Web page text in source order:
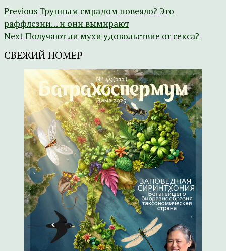
Previous Трупным смрадом повеяло? Это
раффлезии… и они вымирают
NextПолучают ли мухи удовольствие от секса?
СВЕЖИЙ НОМЕР